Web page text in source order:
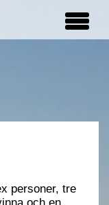
personer, tre